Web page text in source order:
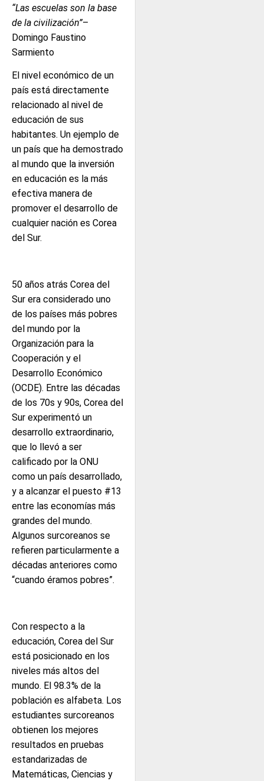
“Las escuelas son la base
de la civilización”–
Domingo Faustino
Sarmiento
El nivel económico de un
país está directamente
relacionado al nivel de
educación de sus
habitantes. Un ejemplo de
un país que ha demostrado
al mundo que la inversión
en educación es la más
efectiva manera de
promover el desarrollo de
cualquier nación es Corea
del Sur.
50 años atrás Corea del
Sur era considerado uno
de los países más pobres
del mundo por la
Organización para la
Cooperación y el
Desarrollo Económico
(OCDE). Entre las décadas
de los 70s y 90s, Corea del
Sur experimentó un
desarrollo extraordinario,
que lo llevó a ser
calificado por la ONU
como un país desarrollado,
y a alcanzar el puesto #13
entre las economías más
grandes del mundo.
Algunos surcoreanos se
refieren particularmente a
décadas anteriores como
“cuando éramos pobres”.
Con respecto a la
educación, Corea del Sur
está posicionado en los
niveles más altos del
mundo. El 98.3% de la
población es alfabeta. Los
estudiantes surcoreanos
obtienen los mejores
resultados en pruebas
estandarizadas de
Matemáticas, Ciencias y